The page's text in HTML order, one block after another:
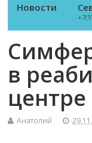
Новости
в
центре
Анатолий